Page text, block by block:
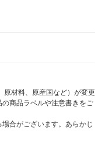
原材料、原産国など）が変更
商品ラベルや注意書きをご
合がございます。あらかじ